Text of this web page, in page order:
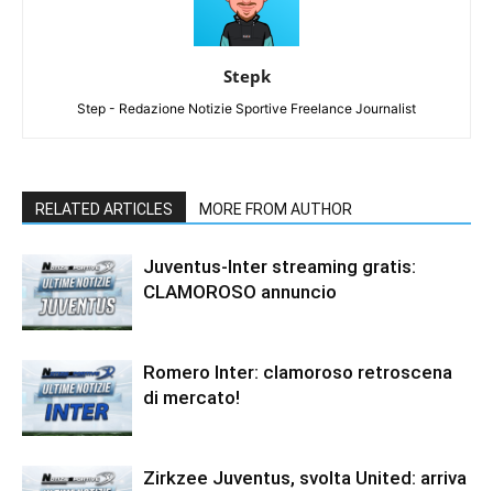
Stepk
Step - Redazione Notizie Sportive Freelance Journalist
RELATED ARTICLES MORE FROM AUTHOR
Juventus-Inter streaming gratis:
CLAMOROSO annuncio
Romero Inter: clamoroso retroscena
di mercato!
Zirkzee Juventus, svolta United: arriva